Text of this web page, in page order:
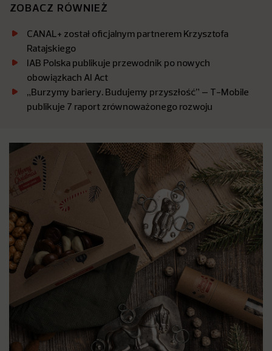
ZOBACZ RÓWNIEŻ
CANAL+ został oficjalnym partnerem Krzysztofa
Ratajskiego
IAB Polska publikuje przewodnik po nowych
obowiązkach AI Act
„Burzymy bariery. Budujemy przyszłość” – T-Mobile
publikuje 7 raport zrównoważonego rozwoju